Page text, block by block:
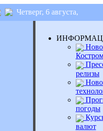
Четверг, 6 августа,
релизы
погоды
валют